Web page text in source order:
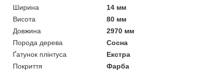
Ширина
14 мм
Висота
80 мм
Довжина
2970 мм
Порода дерева
Сосна
Ґатунок плінтуса
Екстра
Покриття
Фарба